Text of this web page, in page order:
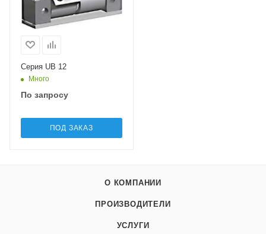
Серия UB 12
Много
По запросу
ПОД ЗАКАЗ
О КОМПАНИИ
ПРОИЗВОДИТЕЛИ
УСЛУГИ